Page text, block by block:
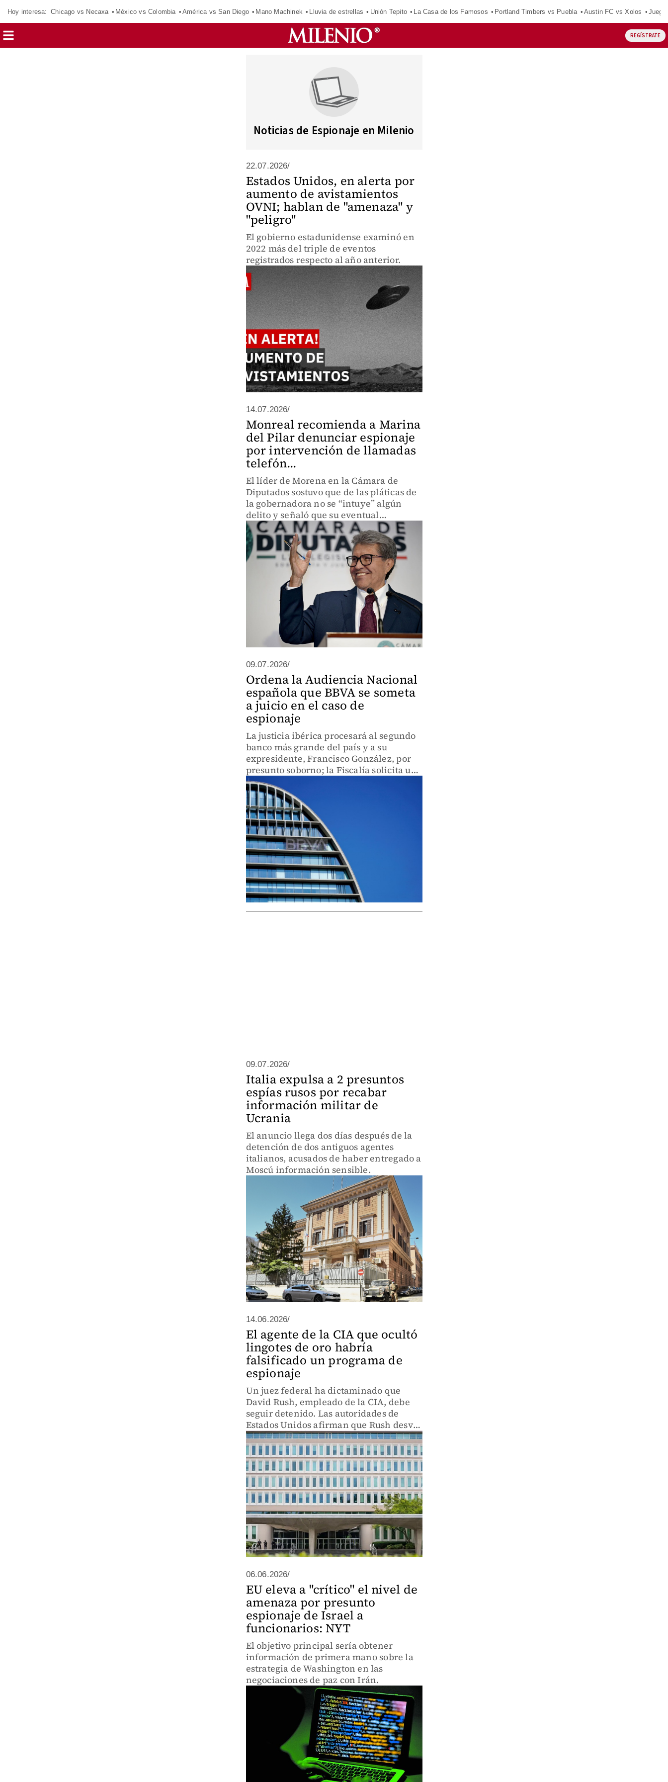
Hoy interesa: Chicago vs Necaxa México vs Colombia América vs San Diego Mano Machinek Lluvia de estrellas Unión Tepito La Casa de los Famosos Portland Timbers vs Puebla Austin FC vs Xolos
REGÍSTRATE
Noticias de Espionaje en Milenio
22.07.2026/
Estados Unidos, en alerta por
aumento de avistamientos
OVNI; hablan de "amenaza" y
"peligro"
El gobierno estadunidense examinó en
2022 más del triple de eventos
registrados respecto al año anterior.
14.07.2026/
Monreal recomienda a Marina
del Pilar denunciar espionaje
por intervención de llamadas
telefón...
El líder de Morena en la Cámara de
Diputados sostuvo que de las pláticas de
la gobernadora no se “intuye” algún
delito y señaló que su eventual
separación del cargo sería producto de
una decisión personal.
09.07.2026/
Ordena la Audiencia Nacional
española que BBVA se someta
a juicio en el caso de
espionaje
La justicia ibérica procesará al segundo
banco más grande del país y a su
expresidente, Francisco González, por
presunto soborno; la Fiscalía solicita una
multa de hasta 181.8 millones de euros.
09.07.2026/
Italia expulsa a 2 presuntos
espías rusos por recabar
información militar de
Ucrania
El anuncio llega dos días después de la
detención de dos antiguos agentes
italianos, acusados de haber entregado a
Moscú información sensible.
14.06.2026/
El agente de la CIA que ocultó
lingotes de oro habría
falsificado un programa de
espionaje
Un juez federal ha dictaminado que
David Rush, empleado de la CIA, debe
seguir detenido. Las autoridades de
Estados Unidos afirman que Rush desvió
millones de fondos federales.
06.06.2026/
EU eleva a "crítico" el nivel de
amenaza por presunto
espionaje de Israel a
funcionarios: NYT
El objetivo principal sería obtener
información de primera mano sobre la
estrategia de Washington en las
negociaciones de paz con Irán.